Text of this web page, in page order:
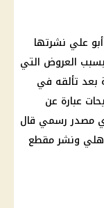
علي نشرتها
بسبب العروض التي
بعد تألقه في
عبارة عن
مصدر رسمي قال
ونشر مقطع